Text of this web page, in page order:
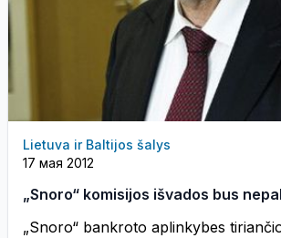
Lietuva ir Baltijos šalys
17 мая 2012
„Snoro“ komisijos išvados bus
„Snoro“ bankroto aplinkybes